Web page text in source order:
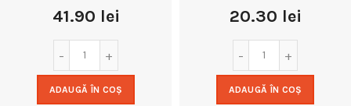
41.90 lei
ADAUGĂ ÎN COȘ
20.30 lei
ADAUGĂ ÎN COȘ